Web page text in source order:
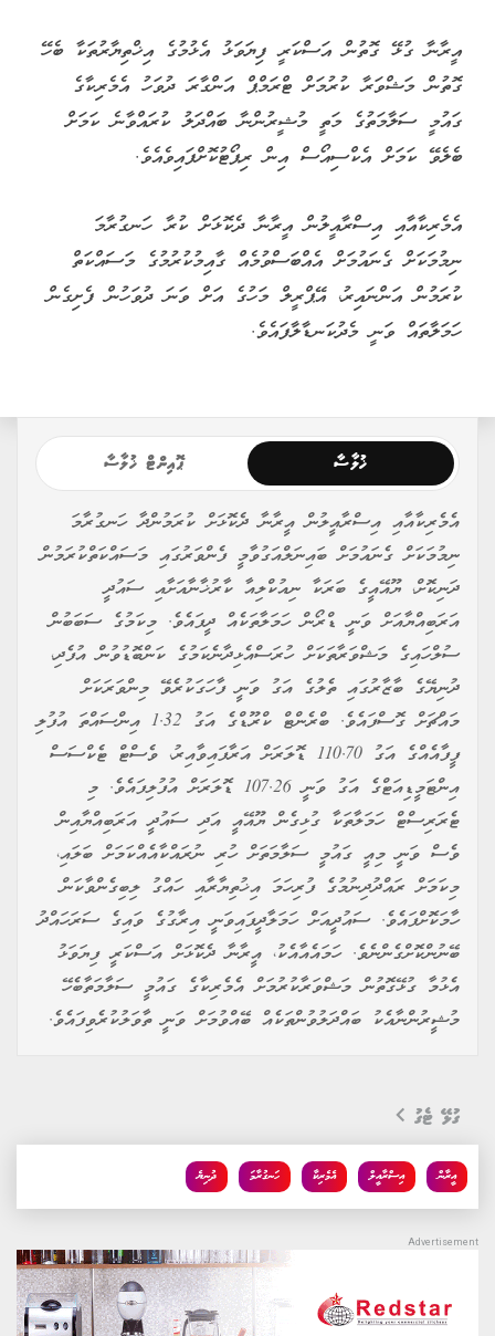
އީރާނާ ގުޅޭ ގޮތުން އަސްކަރީ ފިޔަވަޅު އެޅުމުގެ އިޚްތިޔާރުތަކާ ބެހޭ
ގޮތުން މަޝްވަރާ ކުރުމަށް ޓްރަމްޕް އަންގާރަ ދުވަހު އެމެރިކާގެ
ގައުމީ ސަލާމަތުގެ މަތީ މުޝީރުންނާ ބައްދަލު ކުރައްވާނެ ކަމަށް
ބެލެވޭ ކަމަށް އެކްސިއޯސް އިން ރިޕޯޓުކޮށްފައިވެއެވެ.
އެމެރިކާއާއި އިސްރާއީލުން އީރާނާ ދެކޮޅަށް ކުރާ ހަނގުރާމަ
ނިމުމަކަށް ގެނައުމަށް އެއްބަސްވުމެއް ގާއިމުކުރުމުގެ މަސައްކަތް
ކުރަމުން އަންނައިރު، އޭޕްރީލް މަހުގެ އަށް ވަނަ ދުވަހުން ފެށިގެން
ހަމަލާތައް ވަނީ މެދުކަނޑާލާފައެވެ.
ޚުލާސާ ޕޮއިންޓް ޚުލާސާ
އެމެރިކާއާއި އިސްރާއީލުން އީރާނާ ދެކޮޅަށް ކުރަމުންދާ ހަނގުރާމަ
ނިމުމަކަށް ގެނައުމަށް ބައިނަލްއަގުވާމީ ފެންވަރުގައި މަސައްކަތްކުރަމުން
ދަނިކޮށް، ޔޫއޭއީގެ ބަރަކާ ނިއުކްލިއާ ކާރުޚާނާއަށާއި ސައުދީ
އަރަބިއްޔާއަށް ވަނީ ޑްރޯން ހަމަލާތަކެއް ދީފައެވެ. މިކަމުގެ ސަބަބުން
ސުލްހައިގެ މަޝްވަރާތަކަށް ހުރަސްއެޅިދާނެކަމުގެ ކަންބޮޑުވުން އުފެދި،
ދުނިޔޭގެ ބާޒާރުގައި ތެލުގެ އަގު ވަނީ ފާހަގަކުރެވޭ މިންވަރަކަށް
މައްޗަށް ގޮސްފައެވެ. ބްރެންޓް ކްރޫޑްގެ އަގު 1.32 އިންސައްތަ އުފުލި
ފީފާއެއްގެ އަގު 110.70 ޑޮލަރަށް އަރާފައިވާއިރު، ވެސްޓް ޓެކްސަސް
އިންޓަމީޑިއަޓްގެ އަގު ވަނީ 107.26 ޑޮލަރަށް އުފުލިފައެވެ. މި
ޓެރަރިސްޓް ހަމަލާތަކާ ގުޅިގެން ޔޫއޭއީ އަދި ސައުދީ އަރަބިއްޔާއިން
ވެސް ވަނީ މިއީ ގައުމީ ސަލާމަތަށް ހުރި ނުރައްކާއެއްކަމަށް ބަލައި،
މިކަމަށް ރައްދުދިނުމުގެ ފުރިހަމަ އިޚުތިޔާރާއި ހައްގު ލިބިގެންވާކަން
ހާމަކޮށްފައެވެ. ސައުދީއަށް ހަމަލާދީފައިވަނީ އިރާގުގެ ވައިގެ ސަރަހައްދު
ބޭނުންކޮށްގެންނެވެ. ހަމައެއާއެކު، އީރާނާ ދެކޮޅަށް އަސްކަރީ ފިޔަވަޅު
އެޅުމާ ގުޅޭގޮތުން މަޝްވަރާކުރުމަށް އެމެރިކާގެ ގައުމީ ސަލާމަތާބެހޭ
މުޝީރުންނާއެކު ބައްދަލުވުންތަކެއް ބޭއްވުމަށް ވަނީ ތާވަލުކުރެވިފައެވެ.
ގުޅޭ ޓެގު
ދުނިޔެ ހަނގުރާމަ އެމެރިކާ އިސްރާއީލް އީރާން